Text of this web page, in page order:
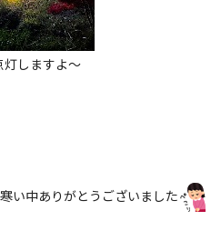
灯しますよ～
い中ありがとうございました